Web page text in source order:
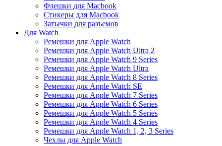
Флешки для Macbook
Стикеры для Macbook
Затычки для разъемов
Для Watch
Ремешки для Apple Watch
Ремешки для Apple Watch Ultra 2
Ремешки для Apple Watch 9 Series
Ремешки для Apple Watch Ultra
Ремешки для Apple Watch 8 Series
Ремешки для Apple Watch SE
Ремешки для Apple Watch 7 Series
Ремешки для Apple Watch 6 Series
Ремешки для Apple Watch 5 Series
Ремешки для Apple Watch 4 Series
Ремешки для Apple Watch 1, 2, 3 Series
Чехлы для Apple Watch